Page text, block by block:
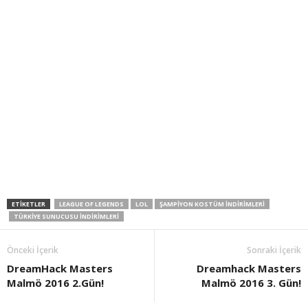
ETIKETLER LEAGUE OF LEGENDS LOL
ŞAMPIYON KOSTÜM İNDIRIMLERI
TÜRKIYE SUNUCUSU INDIRIMLERI
Önceki İçerik
DreamHack Masters
Malmö 2016 2.Gün!
Sonraki İçerik
Dreamhack Masters
Malmö 2016 3. Gün!